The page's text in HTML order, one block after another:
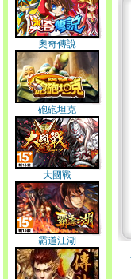
奧奇傳說
砲砲坦克
大國戰
霸道江湖